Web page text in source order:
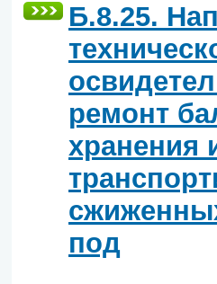
Б.8.25.
ремонт
хранения
под